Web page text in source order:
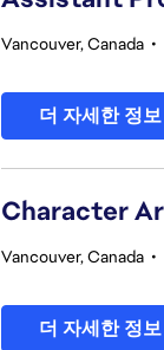
Vancouver, Canada •
더 자세한 정보
Character
Vancouver, Canada •
더 자세한 정보